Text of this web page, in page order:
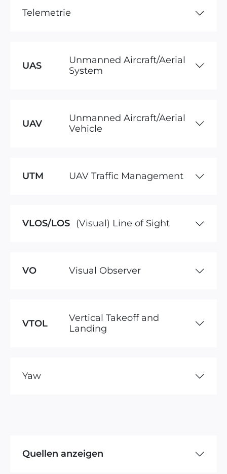
Telemetrie
UAS
Unmanned Aircraft/Aerial
System
UAV
Unmanned Aircraft/Aerial
Vehicle
UTM UAV Traffic Management
VLOS/LOS (Visual) Line of Sight
VO Visual Observer
VTOL
Vertical Takeoff and
Landing
Yaw
Quellen anzeigen